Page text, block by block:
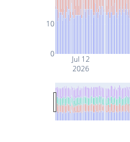
Jul 12
2026
0
10